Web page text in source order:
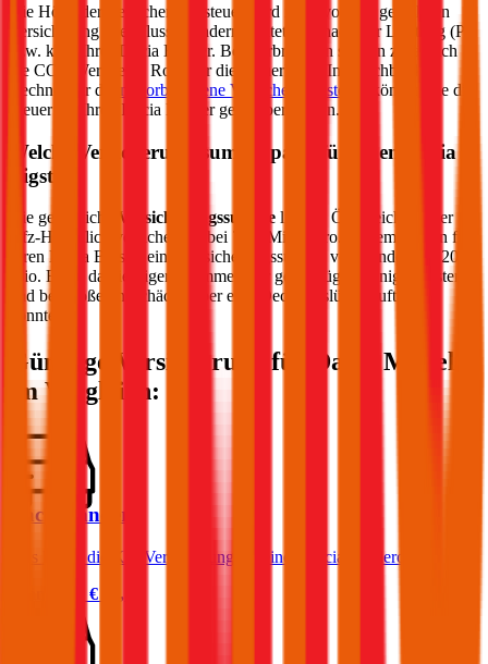
Die Höhe der Versicherungssteuer wird nicht von der gewählten
Versicherung beeinflusst, sondern richtet sich nach der Leistung (PS
bzw. kW) Ihres
Dacia Bigster. Bei Verbrennern spielen zusätzlich
die CO2-Werte eine Rolle für die Steuerhöhe. Im durchblicker
Rechner für die motorbezogene Versicherungssteuer
können Sie die
Steuer für Ihren Dacia Bigstergenau berechnen.
Welche Versicherungssumme passt für einen
Dacia
Bigster
Die gesetzliche Versicherungssumme liegt in Österreich bei der
Kfz-Haftpflichtversicherung bei 7,79 Mio. Euro. Wir empfehlen für
Ihren Dacia Bigster
eine Versicherungssumme von mindestens 20
Mio. Euro, da niedrigere Summen nur geringfügig weniger kosten
und bei größeren Schäden aber eine Deckungslücke auftreten
könnte.
Günstige Versicherung für Dacia
Modelle
im Vergleich:
Dacia Sandero
Was kostet die Kfz-Versicherung für einen Dacia Sandero?
€ 23,19